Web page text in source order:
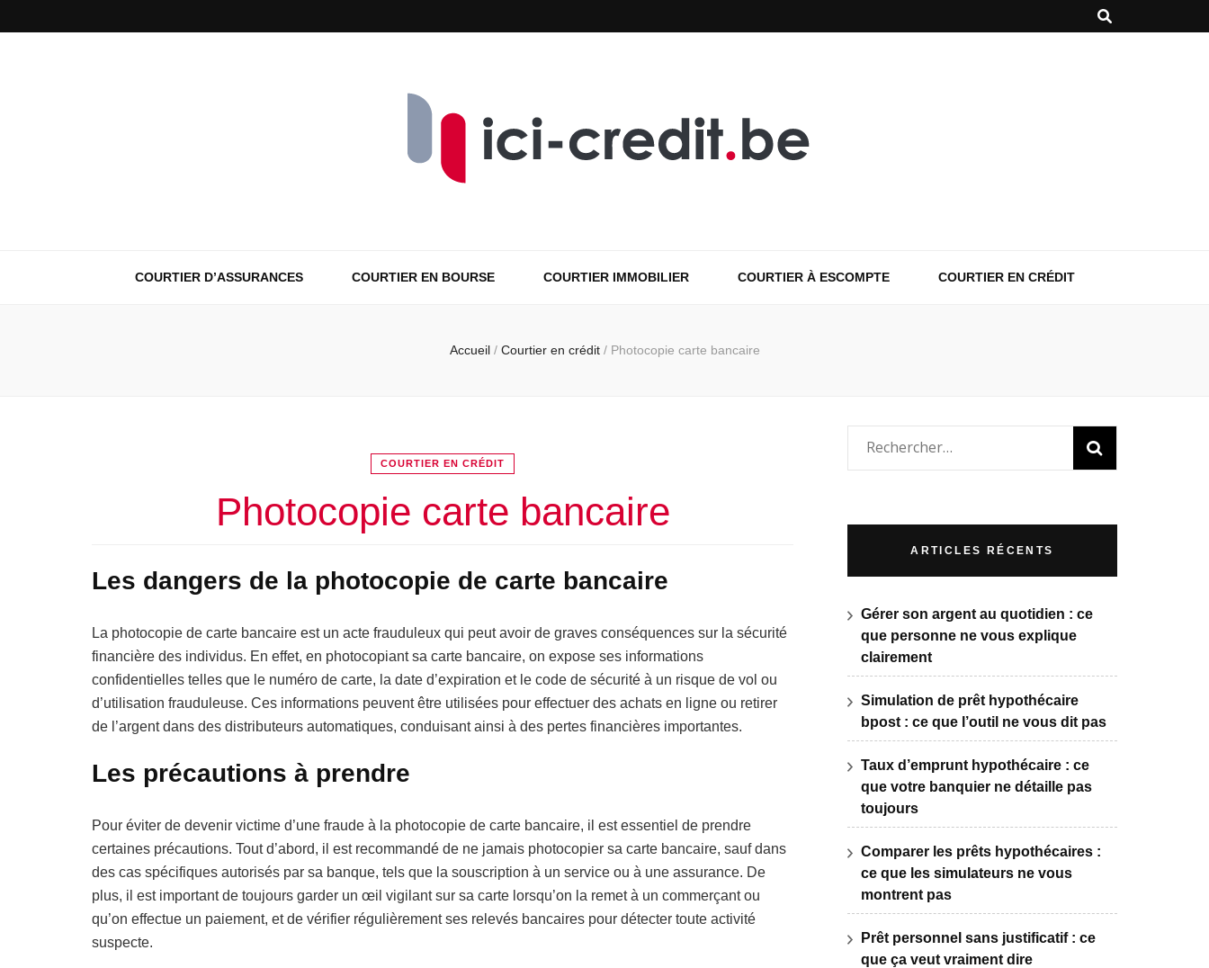
COURTIER D’ASSURANCES COURTIER EN BOURSE COURTIER IMMOBILIER COURTIER À ESCOMPTE COURTIER EN CRÉDIT
Accueil / Courtier en crédit / Photocopie carte bancaire
COURTIER EN CRÉDIT
Photocopie carte bancaire
Les dangers de la photocopie de carte bancaire
La photocopie de carte bancaire est un acte frauduleux qui peut avoir de graves conséquences sur la sécurité
financière des individus. En effet, en photocopiant sa carte bancaire, on expose ses informations
confidentielles telles que le numéro de carte, la date d’expiration et le code de sécurité à un risque de vol ou
d’utilisation frauduleuse. Ces informations peuvent être utilisées pour effectuer des achats en ligne ou retirer
de l’argent dans des distributeurs automatiques, conduisant ainsi à des pertes financières importantes.
Les précautions à prendre
Pour éviter de devenir victime d’une fraude à la photocopie de carte bancaire, il est essentiel de prendre
certaines précautions. Tout d’abord, il est recommandé de ne jamais photocopier sa carte bancaire, sauf dans
des cas spécifiques autorisés par sa banque, tels que la souscription à un service ou à une assurance. De
plus, il est important de toujours garder un œil vigilant sur sa carte lorsqu’on la remet à un commerçant ou
qu’on effectue un paiement, et de vérifier régulièrement ses relevés bancaires pour détecter toute activité
suspecte.
Rechercher :
ARTICLES RÉCENTS
Gérer son argent au quotidien : ce
que personne ne vous explique
clairement
Simulation de prêt hypothécaire
bpost : ce que l’outil ne vous dit pas
Taux d’emprunt hypothécaire : ce
que votre banquier ne détaille pas
toujours
Comparer les prêts hypothécaires :
ce que les simulateurs ne vous
montrent pas
Prêt personnel sans justificatif : ce
que ça veut vraiment dire